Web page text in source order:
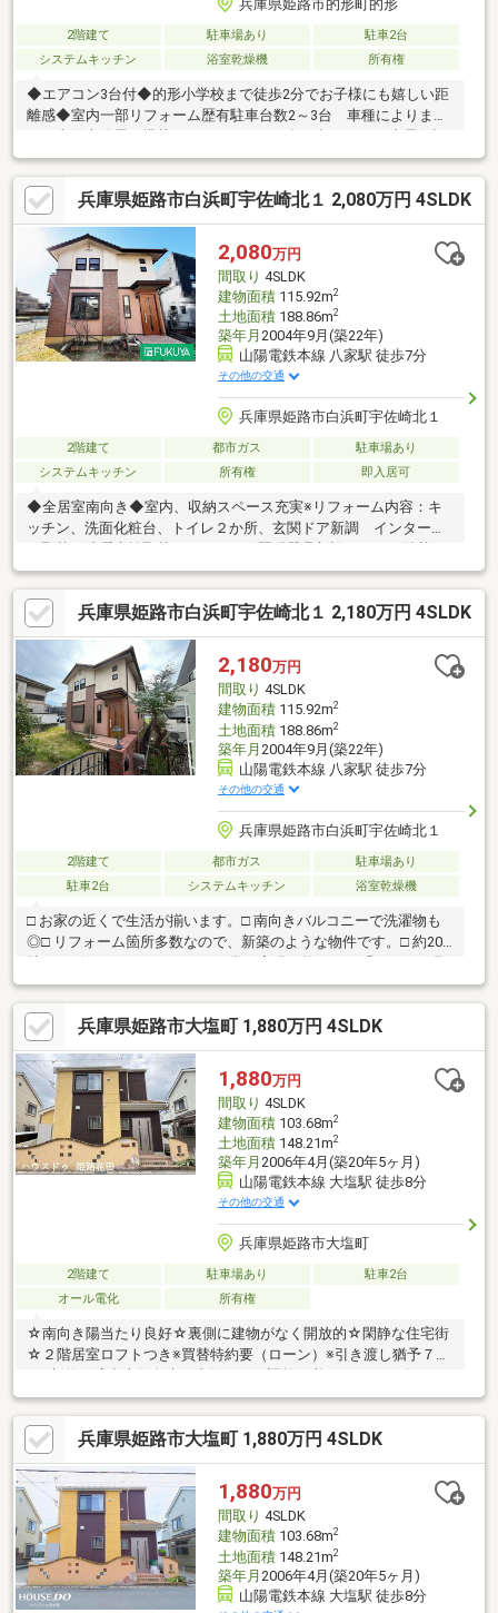
兵庫県姫路市的形町的形
2階建て 駐車場あり
駐車2台
システムキッチン
浴室乾燥機 所有権
◆エアコン3台付◆的形小学校まで徒歩2分でお子様にも嬉しい距
離感◆室内一部リフォーム歴有駐車台数2～3台 車種によりま
はございません。クロス一部貼替♪ここを少し手直ししたい、とに
かく綺麗にしたい、リフォームのご相談もお気軽にお申し付けく
ださい。ご要望に合わせたご提案をさせていただきます。
兵庫県姫路市白浜町宇佐崎北１ 2,080万円 4SLDK
2,080万円
間取り 4SLDK
建物面積115.92m2
土地面積188.86m2
築年月 2004年9月(築22年)
山陽電鉄本線 八家駅 徒歩7分
その他の交通
兵庫県姫路市白浜町宇佐崎北１
2階建て 都市ガス
駐車場あり
システムキッチン
所有権 即入居可
◆全居室南向き◆室内、収納スペース充実※リフォーム内容：キ
ッチン、洗面化粧台、トイレ２か所、玄関ドア新調 インターホ
襖貼替 フロアタイル（LDK 廊下） 畳表替 CF(トイレ２か
所、洗面所） ハウスクリーニング等 境界標による境界非明
示
兵庫県姫路市白浜町宇佐崎北１ 2,180万円 4SLDK
2,180万円
間取り 4SLDK
建物面積115.92m2
土地面積188.86m2
築年月 2004年9月(築22年)
山陽電鉄本線 八家駅 徒歩7分
その他の交通
兵庫県姫路市白浜町宇佐崎北１
2階建て 都市ガス
駐車場あり
駐車2台
システムキッチン 浴室乾燥機
□ お家の近くで生活が揃います。□ 南向きバルコニーで洗濯物も
◎□ リフォーム箇所多数なので、新築のような物件です。□ 約20
てみたい」そんなお気持でも大歓迎です。ご内覧、ご相談はお気
軽にお問合せ下さい！■建築士が物件案内＆専門的アドバイス付
き！建築士と一緒に中古物件を見学できるので、その場で不安や
疑問を解消できます。さらに、物件の状態をしっかりチェックす
る『ホームインスペクション（建物状況調査）』も実施。安心し
てスムーズに中古物件を購入できます！※詳しくは関連リンクを
ご覧ください。
兵庫県姫路市大塩町 1,880万円 4SLDK
1,880万円
間取り 4SLDK
建物面積103.68m2
土地面積148.21m2
築年月 2006年4月(築20年5ヶ月)
山陽電鉄本線 大塩駅 徒歩8分
その他の交通
兵庫県姫路市大塩町
2階建て 駐車場あり
駐車2台
オール電化
所有権
☆南向き陽当たり良好☆裏側に建物がなく開放的☆閑静な住宅街
☆２階居室ロフトつき※買替特約要（ローン）※引き渡し猶予７日
問合せ下さい(^▽^)/ハウスドゥ姫路花田 TEL 079-263-8520
兵庫県姫路市大塩町 1,880万円 4SLDK
1,880万円
間取り 4SLDK
建物面積103.68m2
土地面積148.21m2
築年月 2006年4月(築20年5ヶ月)
山陽電鉄本線 大塩駅 徒歩8分